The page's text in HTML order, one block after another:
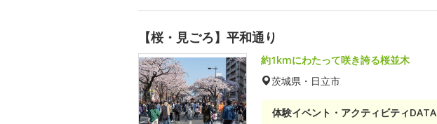
【桜・見ごろ】平和通り
約1kmにわたって咲き誇る桜並木
茨城県・日立市
体験イベント・アクティビティDATA